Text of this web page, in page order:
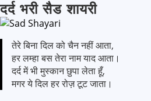
दर्द भरी सैड शायरी
तेरे बिना दिल को चैन नहीं आता,
हर लम्हा बस तेरा नाम याद आता।
दर्द में भी मुस्कान छुपा लेता हूँ,
मगर ये दिल हर रोज़ टूट जाता।